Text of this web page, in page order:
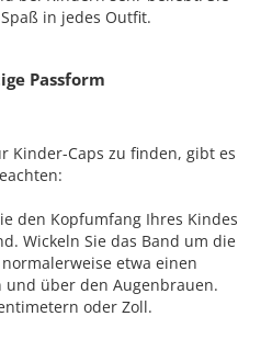
in jedes Outfit.
Passform
Kinder-Caps zu finden, gibt es
den Kopfumfang Ihres Kindes
Wickeln Sie das Band um die
etwa einen
über den Augenbrauen.
oder Zoll.